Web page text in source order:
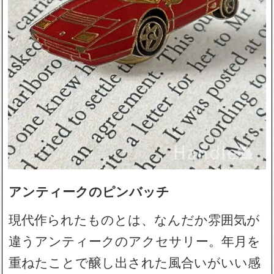
アンティークのピンバッチ
現代作られたものとは、なんだか雰囲気が
違うアンティークのアクセサリー。年月を
重ねたことで醸し出された風合いがいい感